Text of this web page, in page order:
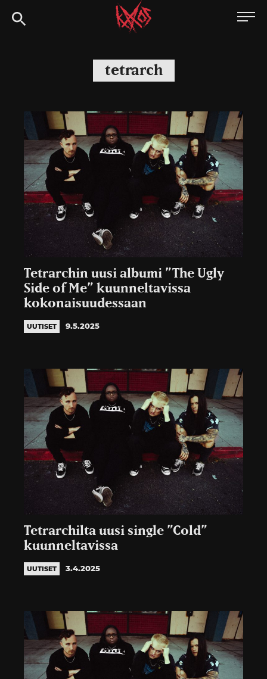
Siirry
suoraan
Kaaoszine
tetrarch
Tetrarchin uusi albumi ”The Ugly
Side of Me” kuunneltavissa
kokonaisuudessaan
UUTISET 9.5.2025
Tetrarchilta uusi single ”Cold”
kuunneltavissa
UUTISET 3.4.2025